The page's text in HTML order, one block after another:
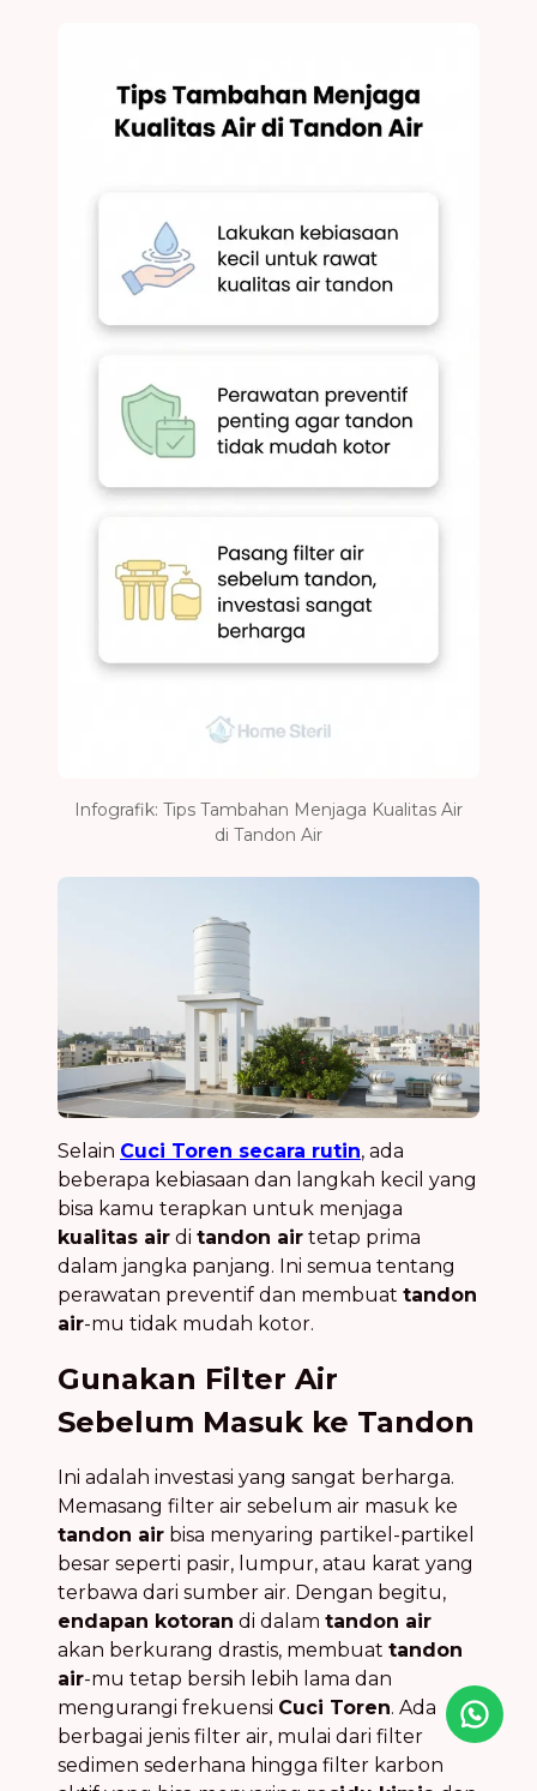
Infografik: Tips Tambahan Menjaga Kualitas Air
di Tandon Air
Selain Cuci Toren secara rutin, ada
beberapa kebiasaan dan langkah kecil yang
bisa kamu terapkan untuk menjaga
kualitas air di tandon air tetap prima
dalam jangka panjang. Ini semua tentang
perawatan preventif dan membuat tandon
air-mu tidak mudah kotor.
Gunakan Filter Air
Sebelum Masuk ke Tandon
Ini adalah investasi yang sangat berharga.
Memasang filter air sebelum air masuk ke
tandon air bisa menyaring partikel-partikel
besar seperti pasir, lumpur, atau karat yang
terbawa dari sumber air. Dengan begitu,
endapan kotoran di dalam tandon air
akan berkurang drastis, membuat tandon
air-mu tetap bersih lebih lama dan
mengurangi frekuensi Cuci Toren. Ada
berbagai jenis filter air, mulai dari filter
sedimen sederhana hingga filter karbon
Icon